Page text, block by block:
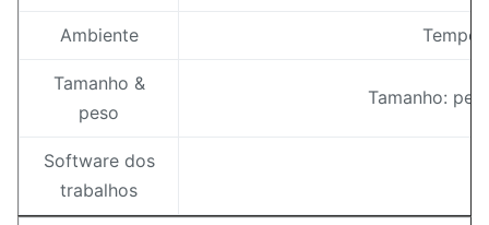
Ambiente
Tamanho &
peso
Tamanho:
Software dos
trabalhos